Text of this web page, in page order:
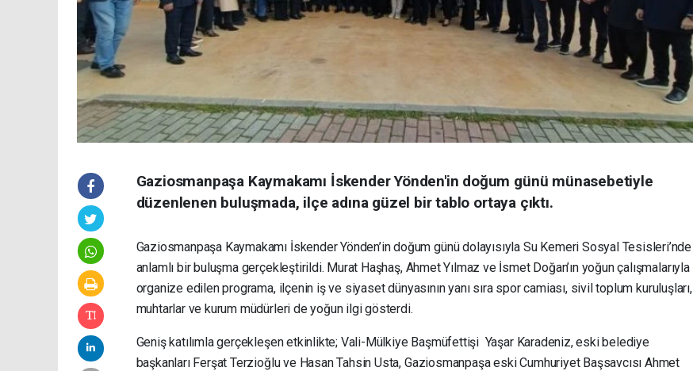
Gaziosmanpaşa Kaymakamı İskender Yönden'in doğum günü münasebetiyle
düzenlenen buluşmada, ilçe adına güzel bir tablo ortaya çıktı.
Gaziosmanpaşa Kaymakamı İskender Yönden’in doğum günü dolayısıyla Su Kemeri Sosyal Tesisleri’nde
anlamlı bir buluşma gerçekleştirildi. Murat Haşhaş, Ahmet Yılmaz ve İsmet Doğan’ın yoğun çalışmalarıyla
organize edilen programa, ilçenin iş ve siyaset dünyasının yanı sıra spor camiası, sivil toplum kuruluşları,
muhtarlar ve kurum müdürleri de yoğun ilgi gösterdi.
Geniş katılımla gerçekleşen etkinlikte; Vali-Mülkiye Başmüfettişi Yaşar Karadeniz, eski belediye
başkanları Ferşat Terzioğlu ve Hasan Tahsin Usta, Gaziosmanpaşa eski Cumhuriyet Başsavcısı Ahmet